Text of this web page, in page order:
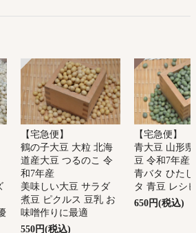
【宅急便】
鶴の子大豆 大粒 北海
道産大豆 つるのこ 令
和7年産
美味しい大豆 サラダ
煮豆 ピクルス 豆乳 お
味噌作りに最適
550円(税込)
【宅急便】
青大豆 山形
豆 令和7年産
青バタ ひた
タ 青豆 レシ
650円(税込)